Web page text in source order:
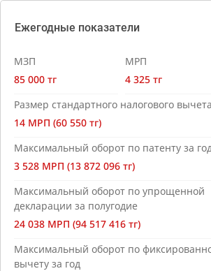
Ежегодные показатели
МЗП
85 000 тг
МРП
4 325 тг
Размер стандартного налогового вычета
14 МРП (60 550 тг)
Максимальный оборот по патенту за
3 528 МРП (13 872 096 тг)
Максимальный оборот по упрощенной
декларации за полугодие
24 038 МРП (94 517 416 тг)
Максимальный оборот по
вычету за год